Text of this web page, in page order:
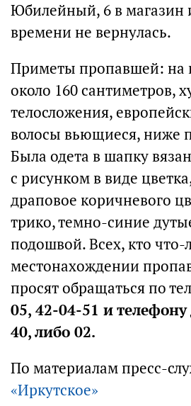
Юбилейный, 6 в магазин
времени не вернулась.
Приметы пропавшей: на
около 160 сантиметров,
телосложения,
волосы вьющиеся, ниже
Была одета в шапку
с рисунком в виде
драповое коричневого
трико, темно-синие
подошвой. Всех, кто что-
местонахождении
просят обращаться по
05, 42-04-51 и
40, либо 02.
По материалам пресс-
«Иркутское»